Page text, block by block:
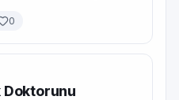
0
Doktorunu